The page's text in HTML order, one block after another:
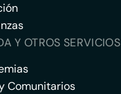
Y OTROS SERVICIOS
Comunitarios